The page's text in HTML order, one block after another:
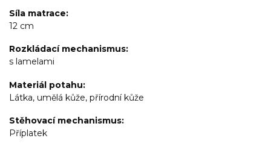
Síla matrace
12 cm
Rozkládací mechanismus
s lamelami
Materiál potahu
Látka, umělá kůže, přírodní kůže
Stěhovací mechanismus
Příplatek